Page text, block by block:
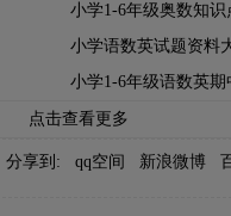
小学1-6年级奥数知识
小学语数英试题资料
小学1-6年级语数英
点击查看更多
分享到: qq空间 新浪微博